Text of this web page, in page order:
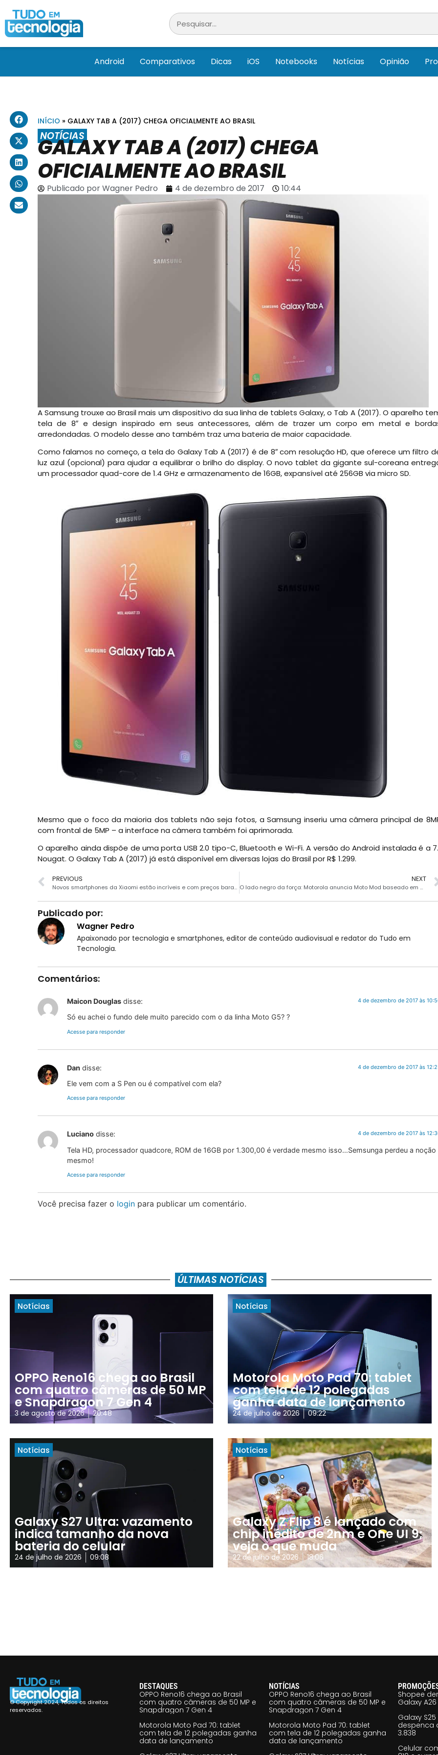
Android Comparativos Dicas iOS Notebooks Notícias Opinião
INÍCIO » GALAXY TAB A (2017) CHEGA OFICIALMENTE AO BRASIL
NOTÍCIAS
GALAXY TAB A (2017) CHEGA
OFICIALMENTE AO BRASIL
Publicado porWagner Pedro 4 de dezembro de 2017 10:44
A Samsung trouxe ao Brasil mais um dispositivo da sua linha de tablets Galaxy, o Tab A (2017). O aparelho
tela de 8″ e design inspirado em seus antecessores, além de trazer um corpo em metal e
arredondadas. O modelo desse ano também traz uma bateria de maior capacidade.
Como falamos no começo, a tela do Galaxy Tab A (2017) é de 8″ com resolução HD, que oferece um filtro
luz azul (opcional) para ajudar a equilibrar o brilho do display. O novo tablet da gigante sul-coreana
um processador quad-core de 1.4 GHz e armazenamento de 16GB, expansível até 256GB via micro SD.
Mesmo que o foco da maioria dos tablets não seja fotos, a Samsung inseriu uma câmera principal de
com frontal de 5MP – a interface na câmera também foi aprimorada.
O aparelho ainda dispõe de uma porta USB 2.0 tipo-C, Bluetooth e Wi-Fi. A versão do Android instalada é a
Nougat. O Galaxy Tab A (2017) já está disponível em diversas lojas do Brasil por R$ 1.299.
PREVIOUS
Novos smartphones da Xiaomi estão incríveis e com preços baratinhos
NEXT
O lado negro da força: Motorola anuncia Moto Mod baseado em Stars Wars
Publicado por:
Wagner Pedro
Apaixonado por tecnologia e smartphones, editor de conteúdo audiovisual e redator do Tudo em
Tecnologia.
Comentários:
Maicon Douglas disse: 4 de dezembro de 2017 às
Só eu achei o fundo dele muito parecido com o da linha Moto G5? ?
Acesse para responder
Dan disse: 4 de dezembro de 2017 às
Ele vem com a S Pen ou é compatível com ela?
Acesse para responder
Luciano disse: 4 de dezembro de 2017 às
Tela HD, processador quadcore, ROM de 16GB por 1.300,00 é verdade mesmo isso…Semsunga perdeu a noção
mesmo!
Acesse para responder
Você precisa fazer o loginpara publicar um comentário.
ÚLTIMAS NOTÍCIAS
Notícias
OPPO Reno16 chega ao Brasil
com quatro câmeras de 50 MP
e Snapdragon 7 Gen 4
3 de agosto de 2026 20:48
Notícias
Motorola Moto Pad 70: tablet
com tela de 12 polegadas
ganha data de lançamento
24 de julho de 2026 09:22
Notícias
Galaxy S27 Ultra: vazamento
indica tamanho da nova
bateria do celular
24 de julho de 2026 09:08
Notícias
Galaxy Z Flip 8 é lançado com
chip inédito de 2nm e One UI 9;
veja o que muda
22 de julho de 2026 18:06
© Copyright 2024, Todos os direitos
reservados.
DESTAQUES
OPPO Reno16 chega ao Brasil
com quatro câmeras de 50 MP e
Snapdragon 7 Gen 4
Motorola Moto Pad 70: tablet
com tela de 12 polegadas ganha
data de lançamento
NOTÍCIAS
OPPO Reno16 chega ao Brasil
com quatro câmeras de 50 MP e
Snapdragon 7 Gen 4
Motorola Moto Pad 70: tablet
com tela de 12 polegadas ganha
data de lançamento
Shopee
Galaxy
Galaxy
despenca
3.838
Celular